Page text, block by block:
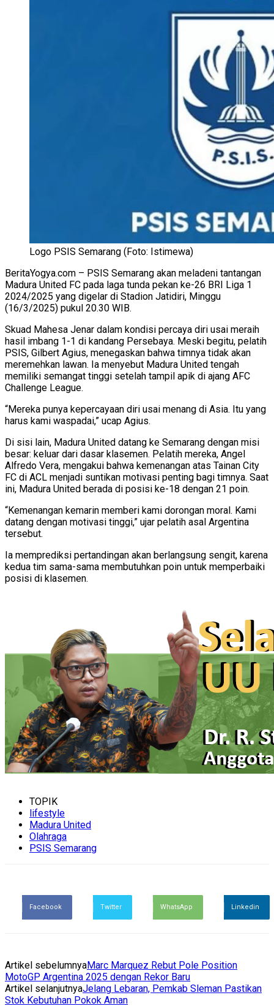
Logo PSIS Semarang (Foto: Istimewa)
BeritaYogya.com – PSIS Semarang akan meladeni tantangan
Madura United FC pada laga tunda pekan ke-26 BRI Liga 1
2024/2025 yang digelar di Stadion Jatidiri, Minggu
(16/3/2025) pukul 20.30 WIB.
Skuad Mahesa Jenar dalam kondisi percaya diri usai meraih
hasil imbang 1-1 di kandang Persebaya. Meski begitu, pelatih
PSIS, Gilbert Agius, menegaskan bahwa timnya tidak akan
meremehkan lawan. Ia menyebut Madura United tengah
memiliki semangat tinggi setelah tampil apik di ajang AFC
Challenge League.
“Mereka punya kepercayaan diri usai menang di Asia. Itu yang
harus kami waspadai,” ucap Agius.
Di sisi lain, Madura United datang ke Semarang dengan misi
besar: keluar dari dasar klasemen. Pelatih mereka, Angel
Alfredo Vera, mengakui bahwa kemenangan atas Tainan City
FC di ACL menjadi suntikan motivasi penting bagi timnya. Saat
ini, Madura United berada di posisi ke-18 dengan 21 poin.
“Kemenangan kemarin memberi kami dorongan moral. Kami
datang dengan motivasi tinggi,” ujar pelatih asal Argentina
tersebut.
Ia memprediksi pertandingan akan berlangsung sengit, karena
kedua tim sama-sama membutuhkan poin untuk memperbaiki
posisi di klasemen.
TOPIK
lifestyle
Madura United
Olahraga
PSIS Semarang
Facebook Twitter WhatsApp Linkedin
Artikel sebelumnyaMarc Marquez Rebut Pole Position
MotoGP Argentina 2025 dengan Rekor Baru
Artikel selanjutnyaJelang Lebaran, Pemkab Sleman Pastikan
Stok Kebutuhan Pokok Aman